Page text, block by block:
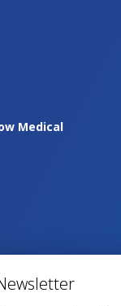
Medical
avec TeamViewer